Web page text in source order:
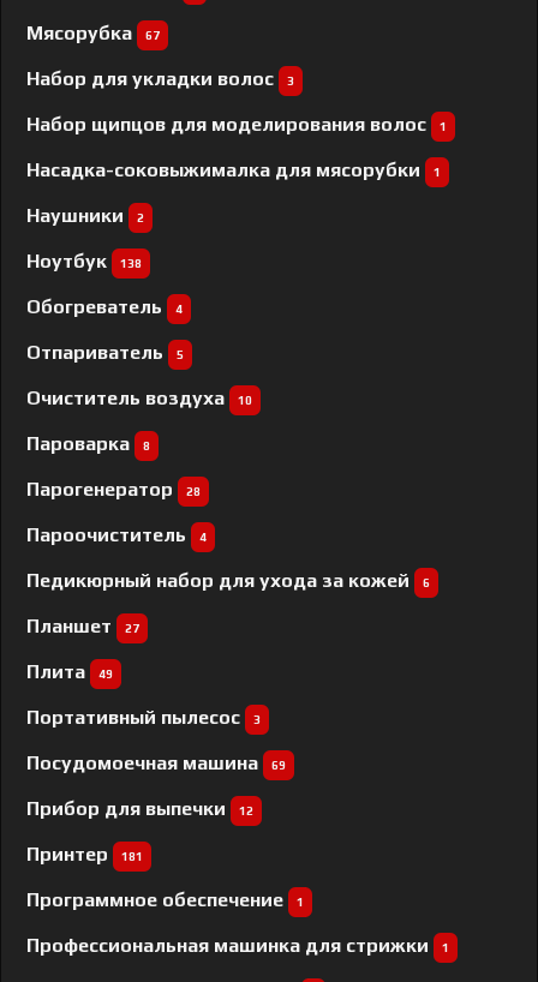
Мясорубка 67
Набор для укладки волос 3
Набор щипцов для моделирования волос 1
Насадка-соковыжималка для мясорубки 1
Наушники 2
Ноутбук 138
Обогреватель 4
Отпариватель 5
Очиститель воздуха 10
Пароварка 8
Парогенератор 28
Пароочиститель 4
Педикюрный набор для ухода за кожей 6
Планшет 27
Плита 49
Портативный пылесос 3
Посудомоечная машина 69
Прибор для выпечки 12
Принтер 181
Программное обеспечение 1
Профессиональная машинка для стрижки 1